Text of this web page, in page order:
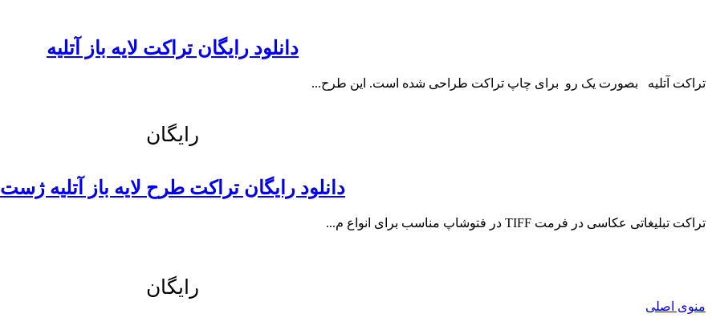
دانلود رایگان تراکت لایه باز آتلیه
تراکت آتلیه بصورت یک رو برای چاپ تراکت طراحی شده است. این طرح...
رایگان
دانلود رایگان تراکت طرح لایه باز آتلیه ژست
تراکت تبلیغاتی عکاسی در فرمت TIFF در فتوشاپ مناسب برای انواع م...
رایگان
منوی اصلی